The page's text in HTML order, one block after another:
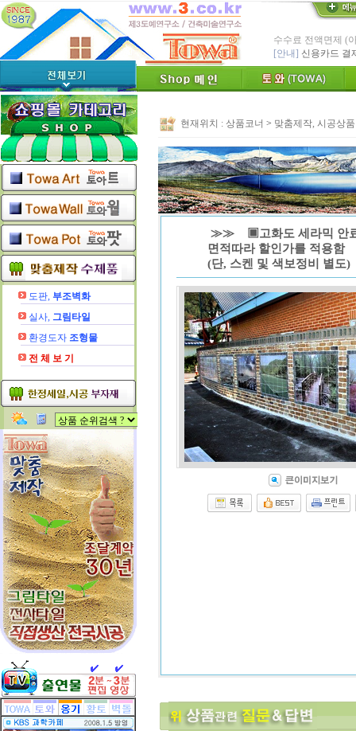
[안내] 신용카드
* Since : 1987 ~ 신
- 특허,의장,상표권
친환경 Bio
* 그림타일 벽화타
인테리어타일, 기
[알림]숨쉬는 조습
* TOWA 가상시공
- 토와 배치 디자인
* TOWA 회원가입
도판, 부조벽화
실사, 그림타일
환경도자 조형물
전 체 보 기
현재위치 : 상품코너 > 맞춤제작, 시공상품
≫≫ ▣고화도 세라믹 안료,
면적따라 할인가를 적용함
(단, 스켄 및 색보정비 별도)